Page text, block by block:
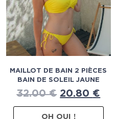
MAILLOT DE BAIN 2 PIÈCES
BAIN DE SOLEIL JAUNE
32.00€ 20.80 €
OH OUI !